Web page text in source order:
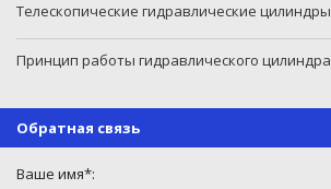
Телескопические гидравлические цилиндры
Принцип работы гидравлического цилиндра
Обратная связь
Ваше имя*: